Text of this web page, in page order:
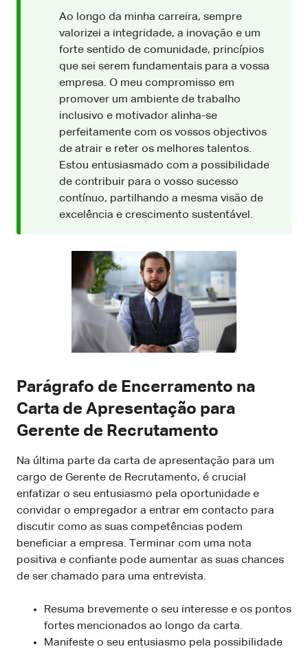
Ao longo da minha carreira, sempre
valorizei a integridade, a inovação e um
forte sentido de comunidade, princípios
que sei serem fundamentais para a vossa
empresa. O meu compromisso em
promover um ambiente de trabalho
inclusivo e motivador alinha-se
perfeitamente com os vossos objectivos
de atrair e reter os melhores talentos.
Estou entusiasmado com a possibilidade
de contribuir para o vosso sucesso
contínuo, partilhando a mesma visão de
excelência e crescimento sustentável.
Parágrafo de Encerramento na
Carta de Apresentação para
Gerente de Recrutamento
Na última parte da carta de apresentação para um
cargo de Gerente de Recrutamento, é crucial
enfatizar o seu entusiasmo pela oportunidade e
convidar o empregador a entrar em contacto para
discutir como as suas competências podem
beneficiar a empresa. Terminar com uma nota
positiva e confiante pode aumentar as suas chances
de ser chamado para uma entrevista.
Resuma brevemente o seu interesse e os pontos
fortes mencionados ao longo da carta.
Manifeste o seu entusiasmo pela possibilidade